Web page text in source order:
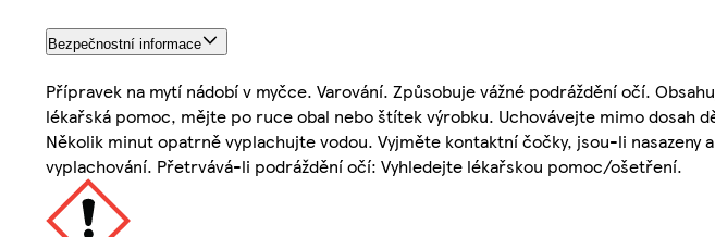
Bezpečnostní informace
Přípravek na mytí nádobí v myčce. Varování. Způsobuje vážné podráždění očí.
lékařská pomoc, mějte po ruce obal nebo štítek výrobku. Uchovávejte mimo dosah
Několik minut opatrně vyplachujte vodou. Vyjměte kontaktní čočky, jsou-li nasazeny
vyplachování. Přetrvává-li podráždění očí: Vyhledejte lékařskou pomoc/ošetření.